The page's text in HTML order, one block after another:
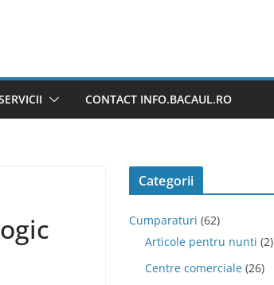
CONTACT INFO.BACAUL.RO
Categorii
Cumparaturi (62)
Articole pentru nunti (2)
Centre comerciale (26)